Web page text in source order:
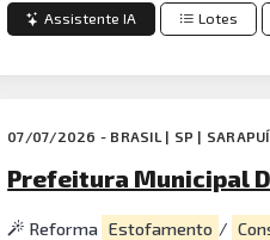
Assistente IA Lotes
07/07/2026 - BRASIL | SP | SARAPUÍ
Prefeitura Municipal
Reforma Estofamento /